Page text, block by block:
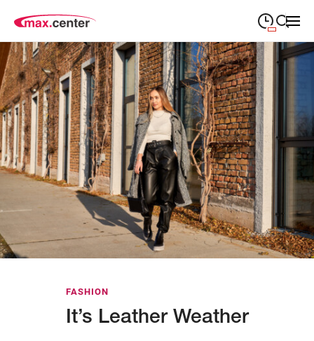
Suche schließen
Montag
MONTAG 09:00— 19:00
Dienstag
DIENSTAG 09:00—
Mittwoch
MITTWOCH 09:00—
Donnerstag
DONNERSTAG 09:00—
Freitag
09:00
Samstag
SAMSTAG 09:00—18:00
Abweichende Öffnungszeiten
FASHION
It’s Leather Weather